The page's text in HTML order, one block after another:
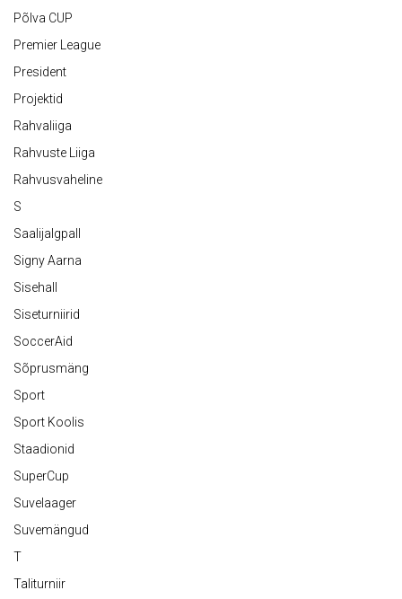
Põlva CUP
Premier League
President
Projektid
Rahvaliiga
Rahvuste Liiga
Rahvusvaheline
S
Saalijalgpall
Signy Aarna
Sisehall
Siseturniirid
SoccerAid
Sõprusmäng
Sport
Sport Koolis
Staadionid
SuperCup
Suvelaager
Suvemängud
T
Taliturniir